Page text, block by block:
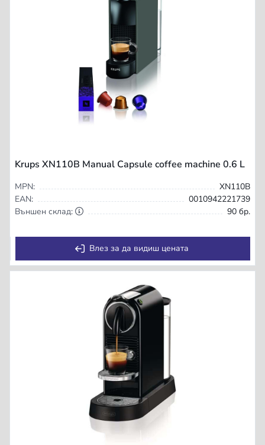
Krups XN110B Manual Capsule coffee machine 0.6 L
MPN:
XN110B
EAN:
0010942221739
Външен склад:
90 бр.
Влез за да видиш цената